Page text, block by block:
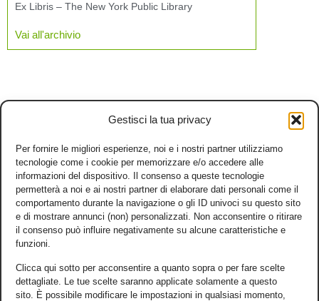
Gestisci la tua privacy
Per fornire le migliori esperienze, noi e i nostri partner utilizziamo
tecnologie come i cookie per memorizzare e/o accedere alle
informazioni del dispositivo. Il consenso a queste tecnologie
permetterà a noi e ai nostri partner di elaborare dati personali come il
comportamento durante la navigazione o gli ID univoci su questo sito
e di mostrare annunci (non) personalizzati. Non acconsentire o ritirare
il consenso può influire negativamente su alcune caratteristiche e
funzioni.
Clicca qui sotto per acconsentire a quanto sopra o per fare scelte
dettagliate. Le tue scelte saranno applicate solamente a questo
sito. È possibile modificare le impostazioni in qualsiasi momento,
Ex Libris – The New York Public Library
Vai all'archivio